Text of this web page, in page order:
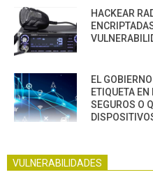
HACKEAR
EL
ETIQUETA
SEGUROS O
VULNERABILIDADES